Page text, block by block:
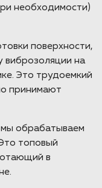
необходимости)
поверхности,
виброзоляции на
Это трудоемкий
принимают
мы обрабатываем
топовый
в